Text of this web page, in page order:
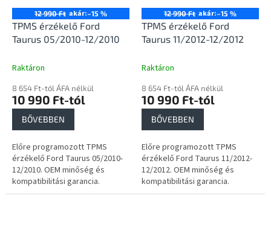
12 990 Ft akár:–15 %
TPMS érzékelő Ford
Taurus 05/2010-12/2010
Raktáron
8 654 Ft-tól ÁFA nélkül
10 990 Ft-tól
BŐVEBBEN
Előre programozott TPMS
érzékelő Ford Taurus 05/2010-
12/2010. OEM minőség és
kompatibilitási garancia.
12 990 Ft akár:–15 %
TPMS érzékelő Ford
Taurus 11/2012-12/2012
Raktáron
8 654 Ft-tól ÁFA nélkül
10 990 Ft-tól
BŐVEBBEN
Előre programozott TPMS
érzékelő Ford Taurus 11/2012-
12/2012. OEM minőség és
kompatibilitási garancia.